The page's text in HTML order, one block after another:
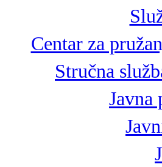
Centar za
Stručna
Javna